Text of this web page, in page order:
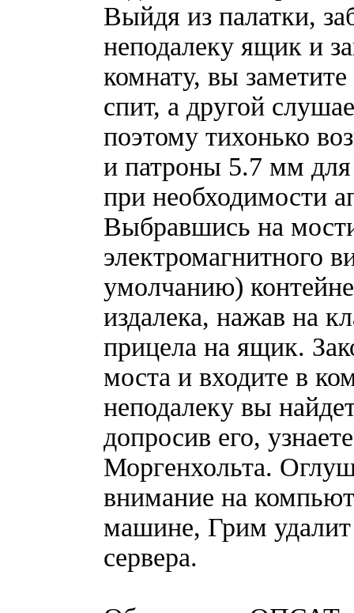
Выйдя из палатки,
неподалеку ящик и
комнату, вы
спит, а другой
поэтому тихонько
и патроны 5.7 мм для
при необходимости
Выбравшись на
электромагнитного
умолчанию)
издалека, нажав на
прицела на ящик.
моста и входите в
неподалеку вы
допросив его,
Моргенхольта.
внимание на
машине, Грим удалит
сервера.